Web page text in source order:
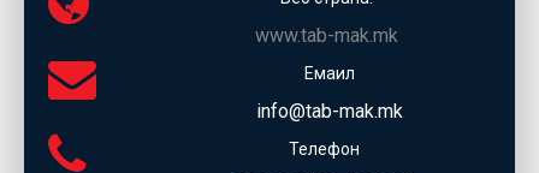
www.tab-mak.mk
Емаил
info@tab-mak.mk
Телефон